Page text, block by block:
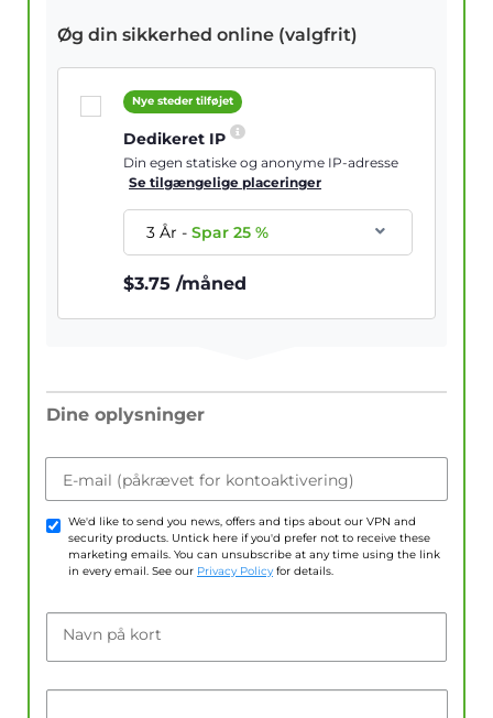
Øg din sikkerhed online (valgfrit)
Nye steder tilføjet
Dedikeret IP
Din egen statiske og anonyme IP-adresse
Se tilgængelige placeringer
3 År-Spar25 %
$3.75 /måned
Dine oplysninger
E-mail (påkrævet for kontoaktivering)
We'd like to send you news, offers and tips about our VPN and
security products. Untick here if you'd prefer not to receive these
marketing emails. You can unsubscribe at any time using the link
in every email. See our Privacy Policy for details.
Navn på kort